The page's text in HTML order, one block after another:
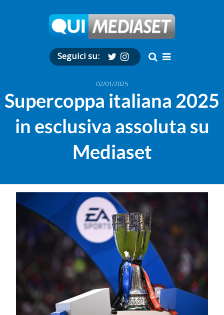
Seguici su:
02/01/2025
Supercoppa italiana 2025
in esclusiva assoluta su
Mediaset